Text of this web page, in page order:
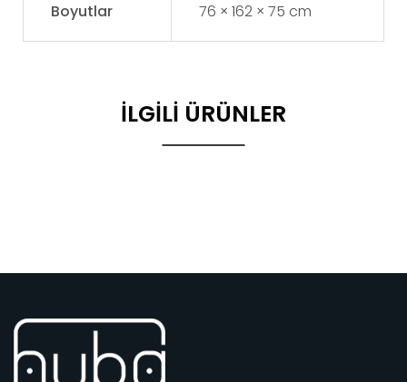
Boyutlar 76 × 162 × 75 cm
İLGILI ÜRÜNLER